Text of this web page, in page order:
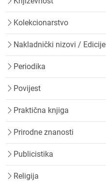
Kolekcionarstvo
Nakladnički nizovi / Edicije
Periodika
Povijest
Praktična knjiga
Prirodne znanosti
Publicistika
Religija